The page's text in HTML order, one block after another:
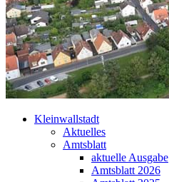
Kleinwallstadt
Aktuelles
Amtsblatt
aktuelle Ausgabe
Amtsblatt 2026